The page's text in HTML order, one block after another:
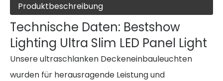
Produktbeschreibung
Technische Daten: Bestshow
Lighting Ultra Slim LED Panel Light
Unsere ultraschlanken Deckeneinbauleuchten
wurden für herausragende Leistung und